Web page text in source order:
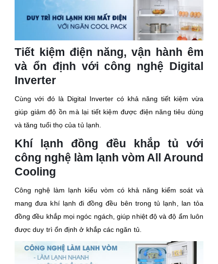
Tiết kiệm điện năng, vận hành êm
và ổn định với công nghệ Digital
Inverter
Cùng với đó là Digital Inverter có khả năng tiết kiệm vừa
giúp giảm độ ồn mà lại tiết kiệm được điện năng tiêu dùng
và tăng tuổi thọ của tủ lạnh.
Khí lạnh đồng đều khắp tủ với
công nghệ làm lạnh vòm All Around
Cooling
Công nghệ làm lạnh kiểu vòm có khả năng kiểm soát và
mang đưa khí lạnh đi đồng đều bên trong tủ lạnh, lan tỏa
đồng đều khắp mọi ngóc ngách, giúp nhiệt độ và độ ẩm luôn
được duy trì ổn định ở khắp các ngăn tủ.